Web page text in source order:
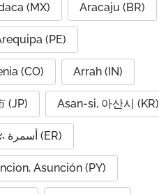
(MX) Aracaju (BR)
(PE)
(CO) Arrah (IN)
(JP) Asan-si, 아산시 (KR)
Asmara, ኣስመራ أسمرة (ER)
Asunción (PY)